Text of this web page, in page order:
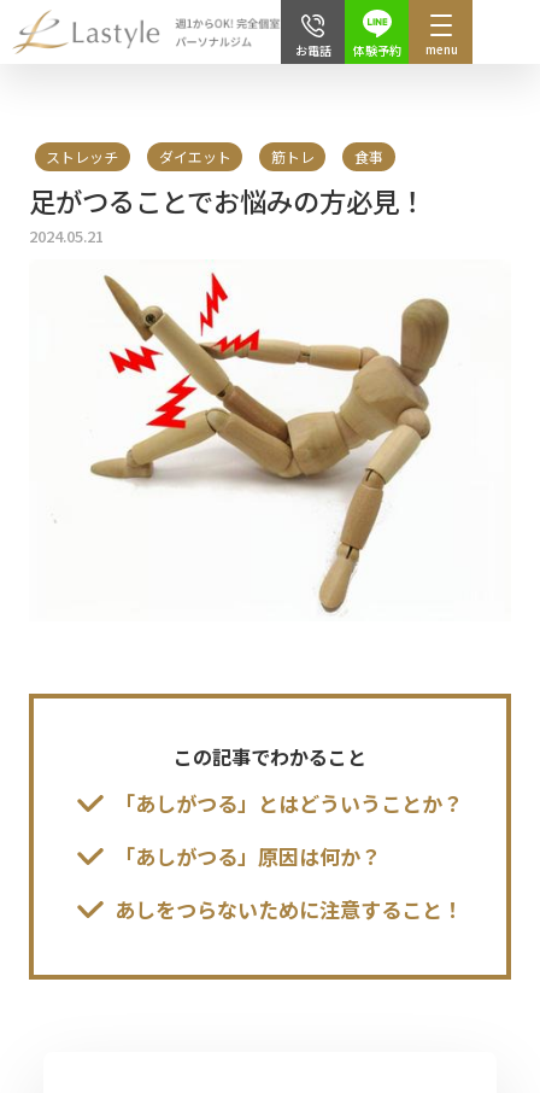
お電話 体験予約 menu
ストレッチ ダイエット 筋トレ 食事
足がつることでお悩みの方必見！
2024.05.21
この記事でわかること
「あしがつる」とはどういうことか？
「あしがつる」原因は何か？
あしをつらないために注意すること！